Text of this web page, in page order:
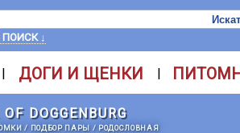
↓
| ДОГИ И ЩЕНКИ |
DOGGENBURG
/ ПОДБОР ПАРЫ / РОДОСЛОВНАЯ